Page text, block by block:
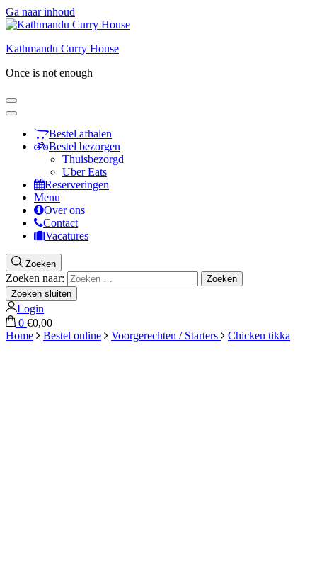
Ga naar inhoud
Kathmandu Curry House
Once is not enough
Bestel afhalen
Bestel bezorgen
Thuisbezorgd
Uber Eats
Reserveringen
Menu
Over ons
Contact
Vacatures
Zoeken
Zoeken naar:
Zoeken sluiten
Login
0 €0,00
Home
Bestel online Voorgerechten / Starters Chicken tikka